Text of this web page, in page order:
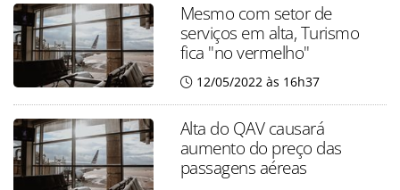
Mesmo com setor de
serviços em alta, Turismo
fica "no vermelho"
12/05/2022 às 16h37
Alta do QAV causará
aumento do preço das
passagens aéreas